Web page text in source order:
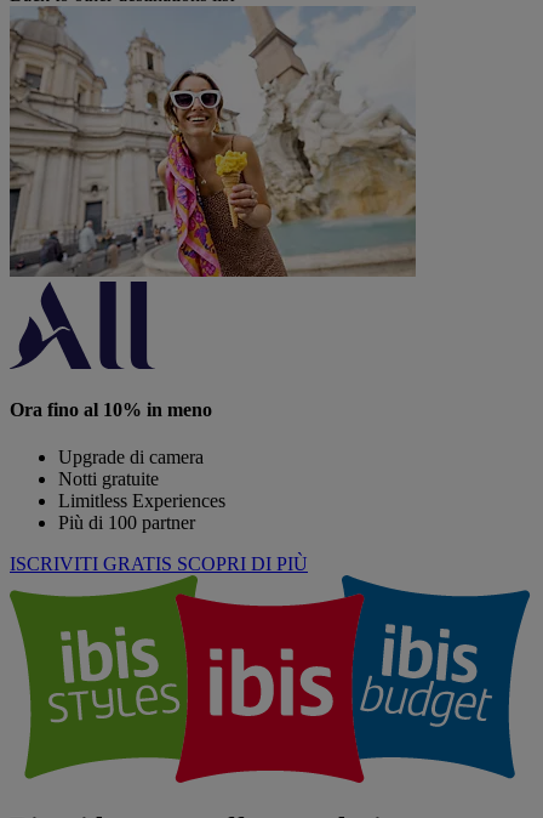
Ora fino al 10% in meno
Upgrade di camera
Notti gratuite
Limitless Experiences
Più di 100 partner
ISCRIVITI GRATIS SCOPRI DI PIÙ